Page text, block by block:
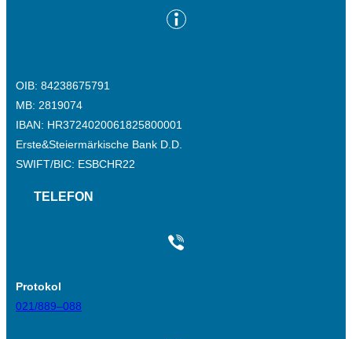
OIB: 84238675791
MB: 2819074
IBAN: HR3724020061825800001
Erste&Steiermärkische Bank D.D.
SWIFT/BIC: ESBCHR22
TELEFON
Protokol
021/889–088